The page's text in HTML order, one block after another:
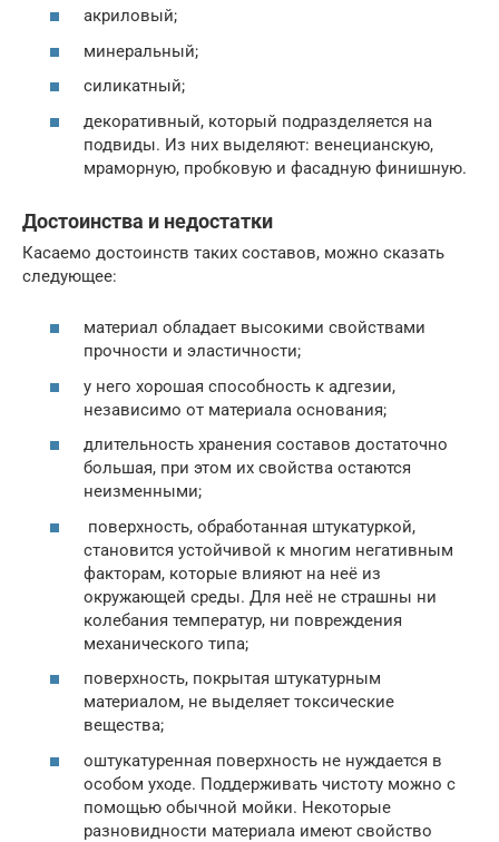
акриловый;
минеральный;
силикатный;
декоративный, который подразделяется на
подвиды. Из них выделяют: венецианскую,
мраморную, пробковую и фасадную финишную.
Достоинства и недостатки
Касаемо достоинств таких составов, можно сказать
следующее:
материал обладает высокими свойствами
прочности и эластичности;
у него хорошая способность к адгезии,
независимо от материала основания;
длительность хранения составов достаточно
большая, при этом их свойства остаются
неизменными;
поверхность, обработанная штукатуркой,
становится устойчивой к многим негативным
факторам, которые влияют на неё из
окружающей среды. Для неё не страшны ни
колебания температур, ни повреждения
механического типа;
поверхность, покрытая штукатурным
материалом, не выделяет токсические
вещества;
оштукатуренная поверхность не нуждается в
особом уходе. Поддерживать чистоту можно с
помощью обычной мойки. Некоторые
разновидности материала имеют свойство